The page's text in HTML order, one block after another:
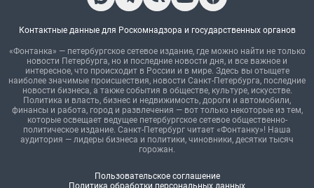
Контактные данные для Роскомнадзора и государственных органов
«Фонтанка» — петербургское сетевое издание, где можно найти не только
новости Петербурга, но и последние новости дня, и все важное и
интересное, что происходит в России и в мире. Здесь вы отыщете
наиболее значимые происшествия, новости Санкт-Петербурга, последние
новости бизнеса, а также события в обществе, культуре, искусстве.
Политика и власть, бизнес и недвижимость, дороги и автомобили,
финансы и работа, город и развлечения — вот только некоторые из тем,
которые освещает ведущее петербургское сетевое общественно-
политическое издание. Санкт-Петербург читает «Фонтанку»! Наша
аудитория — лидеры бизнеса и политики, чиновники, десятки тысяч
горожан.
Пользовательское соглашение
Политика обработки персональных данных